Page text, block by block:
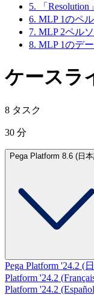
5. 「
6. MLP 1のペ
7. MLP 2ペル
8. MLP 1のデ
ケースラ
8 タスク
30 分
Pega Platform 8.6 (日
Pega Platform '24.2 (
Platform '24.2
Platform '24.2